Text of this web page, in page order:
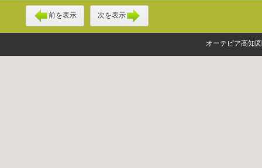
前を表示 次を表示
オーテピア高知